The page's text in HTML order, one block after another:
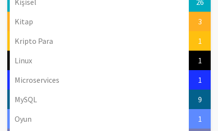
Kişisel
26
Kitap
3
Kripto Para
1
Linux
1
Microservices
1
MySQL
9
Oyun
1